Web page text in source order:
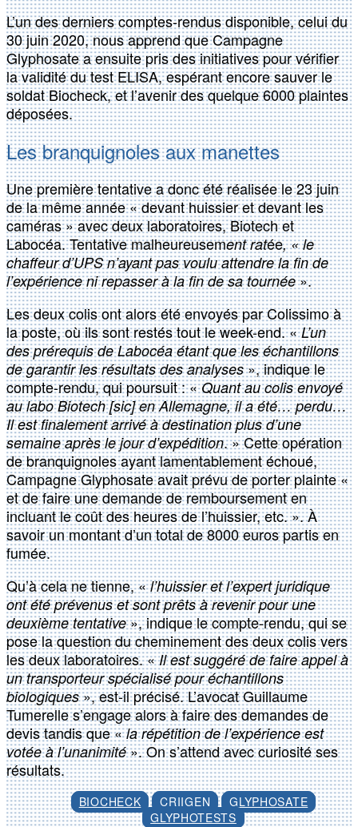
L’un des derniers comptes-rendus disponible, celui du
30 juin 2020, nous apprend que Campagne
Glyphosate a ensuite pris des initiatives pour vérifier
la validité du test ELISA, espérant encore sauver le
soldat Biocheck, et l’avenir des quelque 6000 plaintes
déposées.
Les branquignoles aux manettes
Une première tentative a donc été réalisée le 23 juin
de la même année « devant huissier et devant les
caméras » avec deux laboratoires, Biotech et
Labocéa. Tentative malheureusement ratée, « le
chaffeur d’UPS n’ayant pas voulu attendre la fin de
l’expérience ni repasser à la fin de sa tournée».
Les deux colis ont alors été envoyés par Colissimo à
la poste, où ils sont restés tout le week-end. «L’un
des prérequis de Labocéa étant que les échantillons
de garantir les résultats des analyses», indique le
compte-rendu, qui poursuit : «Quant au colis envoyé
au labo Biotech [sic] en Allemagne, il a été… perdu…
Il est finalement arrivé à destination plus d’une
semaine après le jour d’expédition. » Cette opération
de branquignoles ayant lamentablement échoué,
Campagne Glyphosate avait prévu de porter plainte «
et de faire une demande de remboursement en
incluant le coût des heures de l’huissier, etc. ». À
savoir un montant d’un total de 8000 euros partis en
fumée.
Qu’à cela ne tienne, «l’huissier et l’expert juridique
ont été prévenus et sont prêts à revenir pour une
deuxième tentative», indique le compte-rendu, qui se
pose la question du cheminement des deux colis vers
les deux laboratoires. «Il est suggéré de faire appel à
un transporteur spécialisé pour échantillons
biologiques», est-il précisé. L’avocat Guillaume
Tumerelle s’engage alors à faire des demandes de
devis tandis que «la répétition de l’expérience est
votée à l’unanimité». On s’attend avec curiosité ses
résultats.
BIOCHECK CRIIGEN
GLYPHOSATE
GLYPHOTESTS